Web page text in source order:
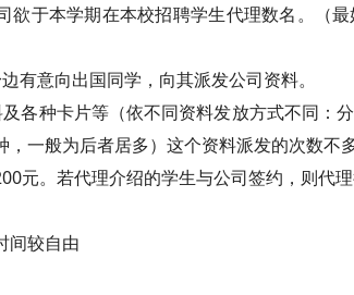
欲于本学期在本校招聘学生代理数名。（
有意向出国同学，向其派发公司资料。
各种卡片等（依不同资料发放方式不同：
，一般为后者居多）这个资料派发的次数不
元。若代理介绍的学生与公司签约，则代理
间较自由